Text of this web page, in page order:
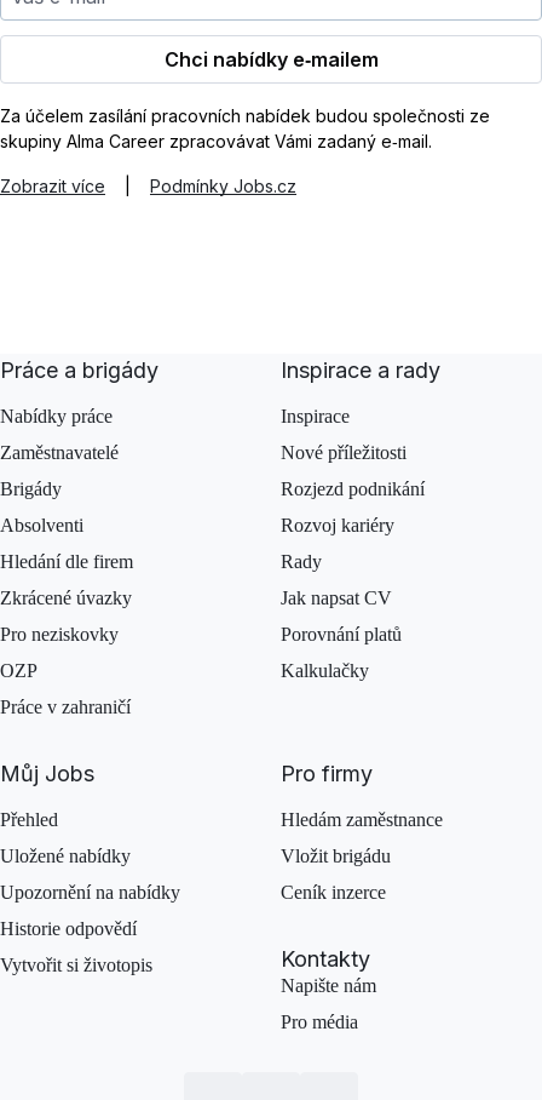
Chci nabídky e‑mailem
Za účelem zasílání pracovních nabídek budou společnosti ze
skupiny Alma Career zpracovávat Vámi zadaný e‑mail.
Zobrazit více Podmínky Jobs.cz
Práce a brigády
Nabídky práce
Zaměstnavatelé
Brigády
Absolventi
Hledání dle firem
Zkrácené úvazky
Pro neziskovky
OZP
Práce v zahraničí
Inspirace a rady
Inspirace
Nové příležitosti
Rozjezd podnikání
Rozvoj kariéry
Rady
Jak napsat CV
Porovnání platů
Kalkulačky
Můj Jobs
Přehled
Uložené nabídky
Upozornění na nabídky
Historie odpovědí
Vytvořit si životopis
Pro firmy
Hledám zaměstnance
Vložit brigádu
Ceník inzerce
Kontakty
Napište nám
Pro média